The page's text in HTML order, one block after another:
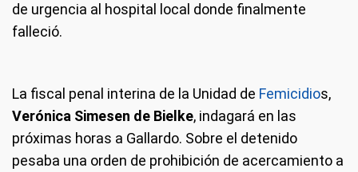
de urgencia al hospital local donde finalmente
falleció.
La fiscal penal interina de la Unidad de Femicidios,
Verónica Simesen de Bielke, indagará en las
próximas horas a Gallardo. Sobre el detenido
pesaba una orden de prohibición de acercamiento a